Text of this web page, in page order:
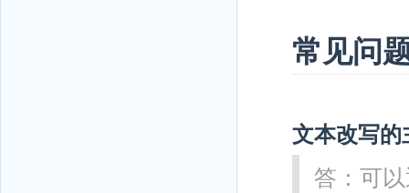
常见问
文本改写
答：可